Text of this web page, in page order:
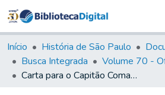
&
Coleções
Tudo na
Biblioteca
Início História de São Paulo
Busca Integrada
Carta para o Capitão Comandante da Fortaleza da Barra Grande, José Galvão de Moura e Lacerda, em Santos